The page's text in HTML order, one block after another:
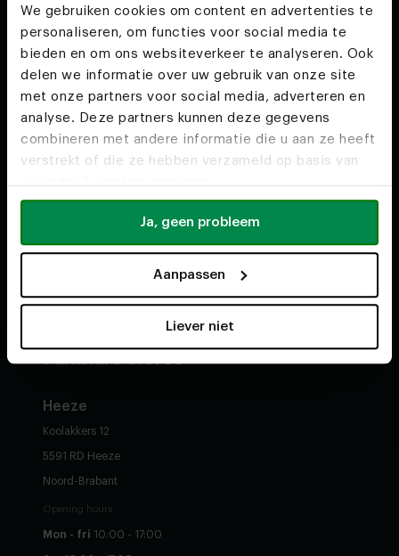
We gebruiken cookies om content en advertenties te
personaliseren, om functies voor social media te
bieden en om ons websiteverkeer te analyseren. Ook
delen we informatie over uw gebruik van onze site
met onze partners voor social media, adverteren en
analyse. Deze partners kunnen deze gegevens
combineren met andere informatie die u aan ze heeft
verstrekt of die ze hebben verzameld op basis van
Ja, geen probleem
Aanpassen
Liever niet
Don't want to miss any updates?
Subscribe to our newsletter
ourPrivacy PolicyandConditions.
Furniture stores
Heeze
Koolakkers 12
5591 RD Heeze
Noord-Brabant
Opening hours
Mon - fri 10:00 - 17:00